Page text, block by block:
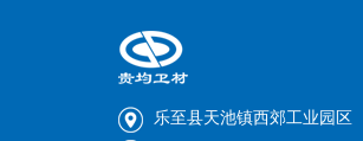
乐至县天池镇西郊工业园区